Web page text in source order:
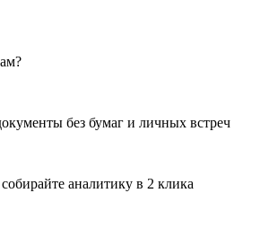
без бумаг и личных встреч
аналитику в 2 клика